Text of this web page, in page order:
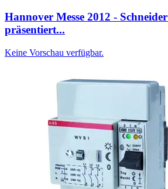
Hannover Messe 2012 -
präsentiert...
Keine Vorschau verfügbar.